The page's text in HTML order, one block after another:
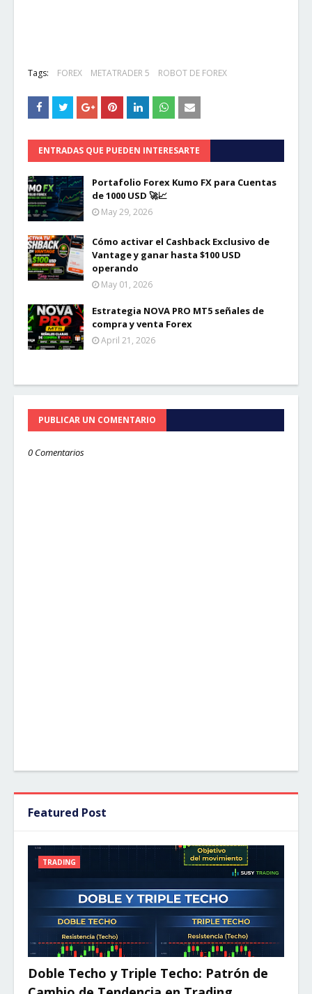
Tags: FOREX METATRADER 5 ROBOT DE FOREX
ENTRADAS QUE PUEDEN INTERESARTE
Portafolio Forex Kumo FX para Cuentas
de 1000 USD 🚀📈
May 29, 2026
Cómo activar el Cashback Exclusivo de
Vantage y ganar hasta $100 USD
operando
May 01, 2026
Estrategia NOVA PRO MT5 señales de
compra y venta Forex
April 21, 2026
PUBLICAR UN COMENTARIO
0 Comentarios
Featured Post
TRADING
Doble Techo y Triple Techo: Patrón de